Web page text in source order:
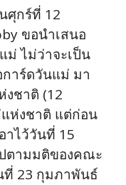
ศุกร์ที่ 12
ขอนำเสนอ
ม่ ไม่ว่าจะเป็น
าร์ดวันแม่ มา
ชาติ (12
ห่งชาติ แต่ก่อน
ไว้วันที่ 15
ตามมติของคณะ
ที่ 23 กุมภาพันธ์